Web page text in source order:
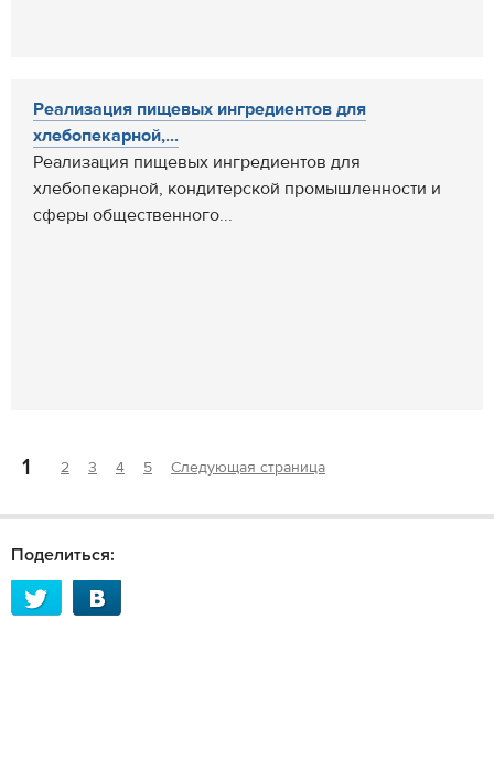
Реализация пищевых ингредиентов для
хлебопекарной,...
Реализация пищевых ингредиентов для
хлебопекарной, кондитерской промышленности и
сферы общественного...
1 2 3 4 5 Следующая страница
Поделиться: